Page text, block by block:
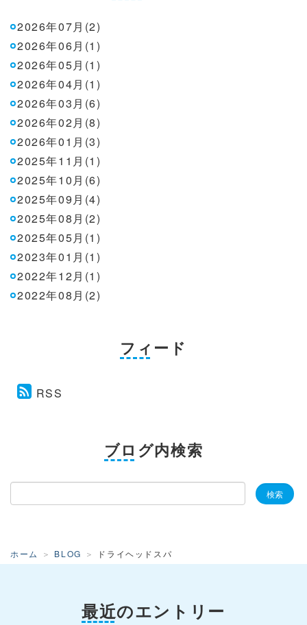
2026年07月(2)
2026年06月(1)
2026年05月(1)
2026年04月(1)
2026年03月(6)
2026年02月(8)
2026年01月(3)
2025年11月(1)
2025年10月(6)
2025年09月(4)
2025年08月(2)
2025年05月(1)
2023年01月(1)
2022年12月(1)
2022年08月(2)
フィード
RSS
ブログ内検索
ホーム BLOG ドライヘッドスパ
最近のエントリー